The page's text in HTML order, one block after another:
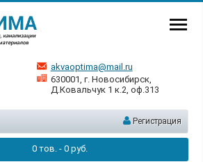
akvaoptima@mail.ru
630001, г. Новосибирск,
Д.Ковальчук 1 к.2, оф.313
Регистрация
0тов. - 0руб.